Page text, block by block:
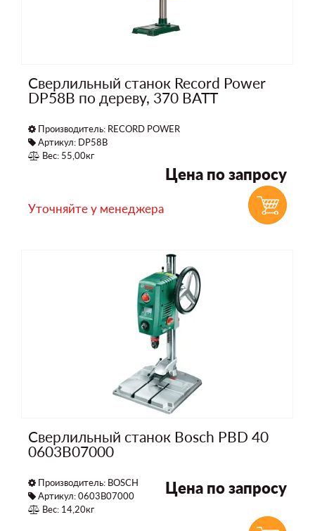
Сверлильный станок Record Power
DP58B по дереву, 370 ВАТТ
Производитель: RECORD POWER
Артикул: DP58B
Вес: 55,00кг
Цена по запросу
Уточняйте у менеджера
Сверлильный станок Bosch PBD 40
0603B07000
Производитель: BOSCH
Артикул: 0603B07000
Вес: 14,20кг
Цена по запросу